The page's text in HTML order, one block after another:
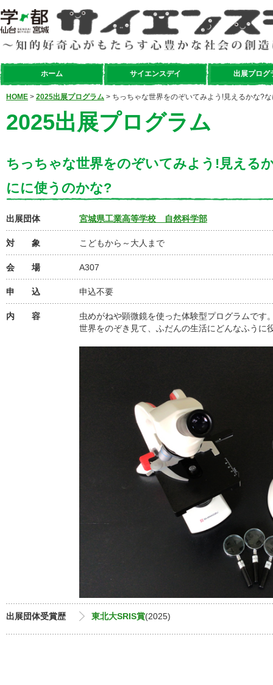
ホーム サイエンスデイ 出展プログ
HOME > 2025出展プログラム > ちっちゃな世界をのぞいてみよう!見えるかな?
2025出展プログラム
ちっちゃな世界をのぞいてみよう!見える
にに使うのかな?
出展団体 宮城県工業高等学校 自然科学部
対 象 こどもから～大人まで
会 場 A307
申 込 申込不要
内 容
虫めがねや顕微鏡を使った体験型プログラムです
世界をのぞき見て、ふだんの生活にどんなふうに
出展団体受賞歴 東北大SRIS賞(2025)